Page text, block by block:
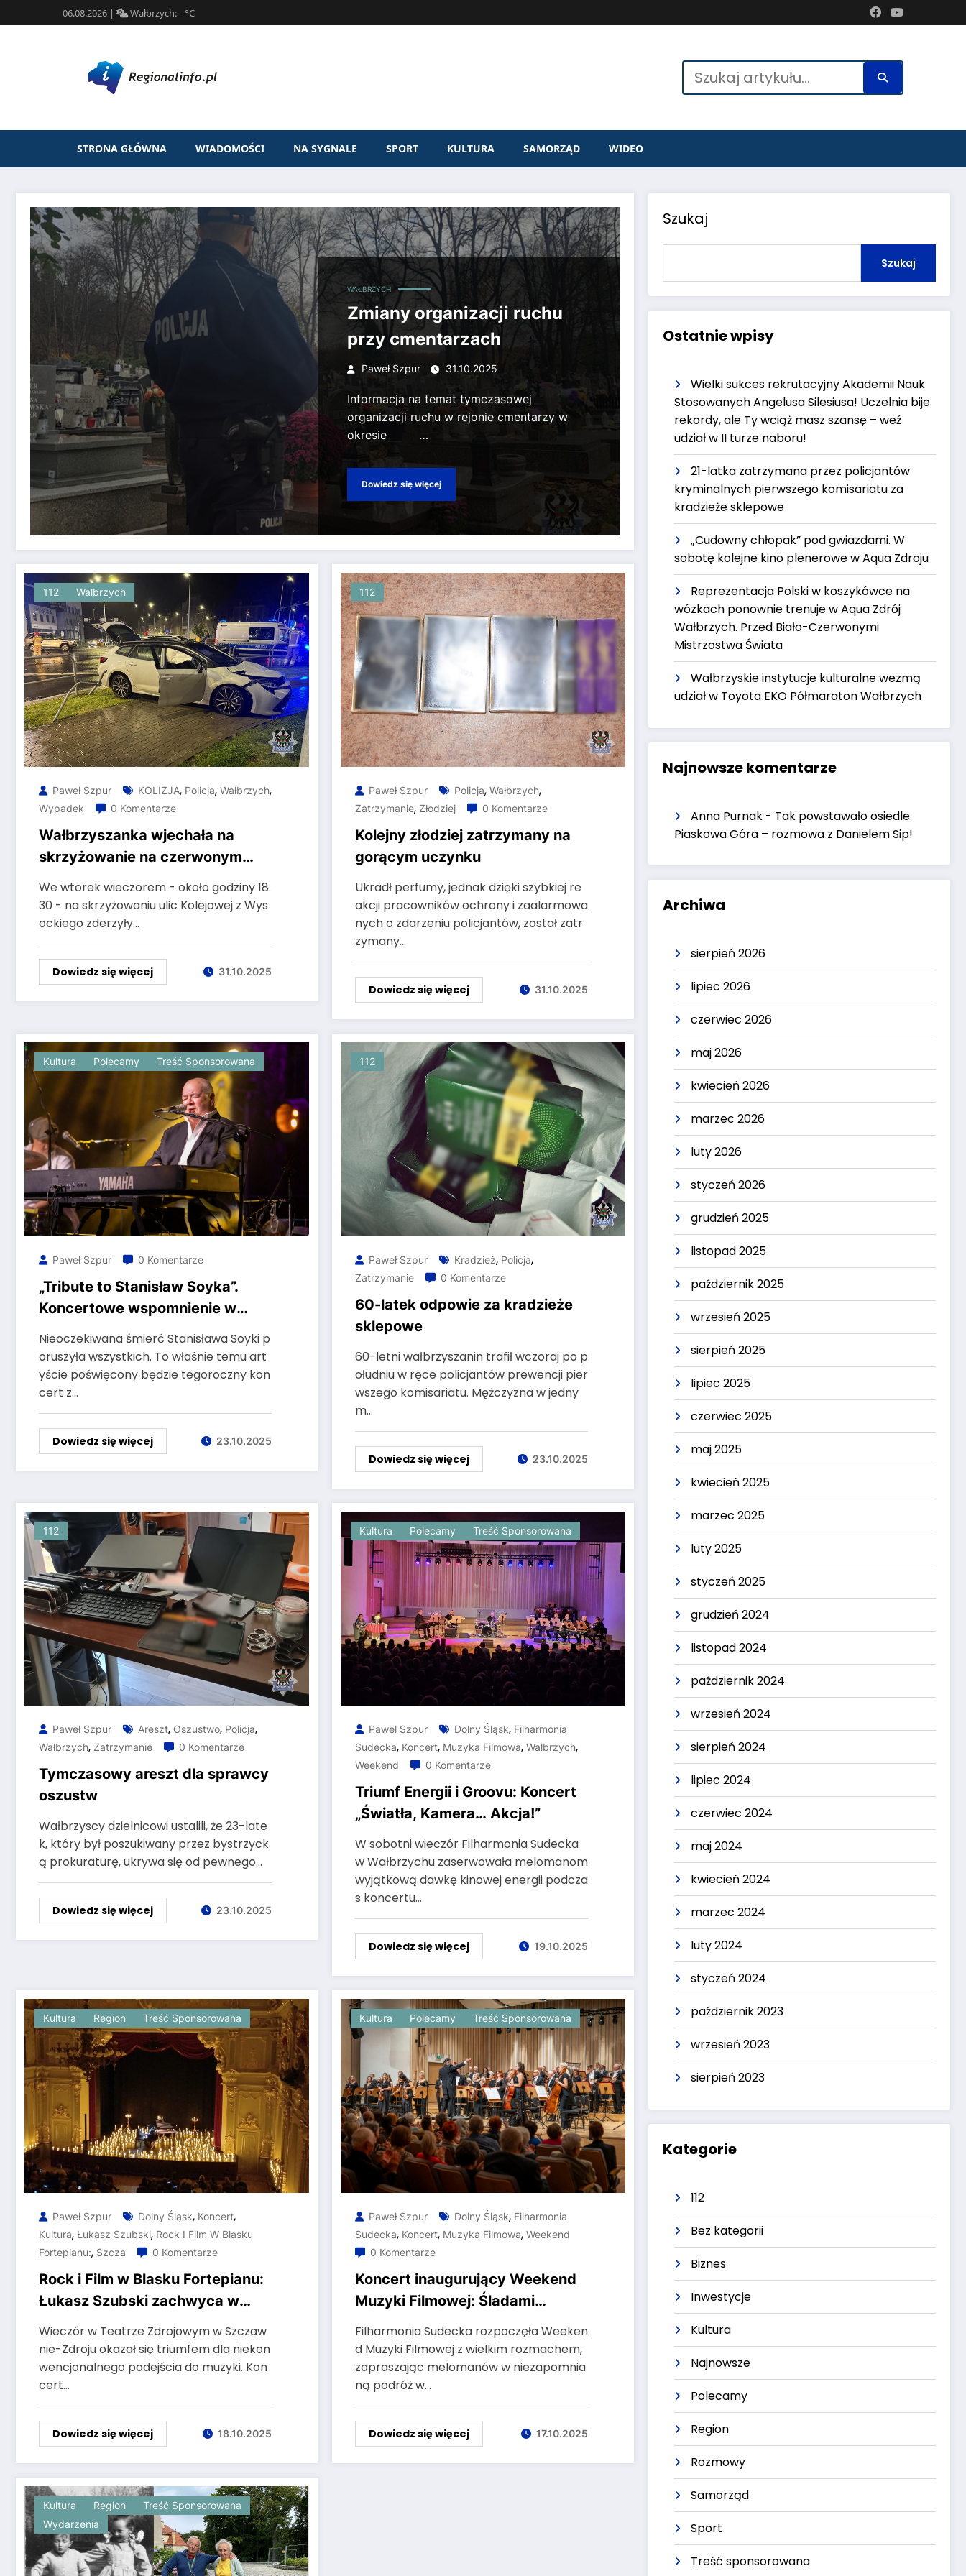
06.08.2026 | Wałbrzych:--°C
STRONA GŁÓWNA WIADOMOŚCI NA SYGNALE SPORT KULTURA SAMORZĄD WIDEO
treści
WAŁBRZYCH
Zmiany organizacji ruchu
przy cmentarzach
Paweł Szpur 31.10.2025
Informacja na temat tymczasowej
organizacji ruchu w rejonie cmentarzy w
okresie …
Dowiedz się więcej
112 Wałbrzych
Paweł Szpur KOLIZJA, Policja, Wałbrzych,
Wypadek 0 Komentarze
Wałbrzyszanka wjechała na
skrzyżowanie na czerwonym
We wtorek wieczorem - około godziny 18:
30 - na skrzyżowaniu ulic Kolejowej z Wys
ockiego zderzyły…
Dowiedz się więcej 31.10.2025
112
Paweł Szpur Policja, Wałbrzych,
Zatrzymanie, Złodziej 0 Komentarze
Kolejny złodziej zatrzymany na
gorącym uczynku
Ukradł perfumy, jednak dzięki szybkiej re
akcji pracowników ochrony i zaalarmowa
nych o zdarzeniu policjantów, został zatr
zymany…
Dowiedz się więcej 31.10.2025
Kultura Polecamy Treść Sponsorowana
Paweł Szpur 0 Komentarze
„Tribute to Stanisław Soyka”.
Koncertowe wspomnienie w
Starej Kopalni
Nieoczekiwana śmierć Stanisława Soyki p
oruszyła wszystkich. To właśnie temu art
yście poświęcony będzie tegoroczny kon
cert z…
Dowiedz się więcej 23.10.2025
112
Paweł Szpur Kradzież, Policja,
Zatrzymanie 0 Komentarze
60-latek odpowie za kradzieże
sklepowe
60-letni wałbrzyszanin trafił wczoraj po p
ołudniu w ręce policjantów prewencji pier
wszego komisariatu. Mężczyzna w jedny
m…
Dowiedz się więcej 23.10.2025
112
Paweł Szpur Areszt, Oszustwo, Policja,
Wałbrzych, Zatrzymanie 0 Komentarze
Tymczasowy areszt dla sprawcy
oszustw
Wałbrzyscy dzielnicowi ustalili, że 23-late
k, który był poszukiwany przez bystrzyck
ą prokuraturę, ukrywa się od pewnego…
Dowiedz się więcej 23.10.2025
Kultura Polecamy Treść Sponsorowana
Paweł Szpur Dolny Śląsk, Filharmonia
Sudecka, Koncert, Muzyka Filmowa, Wałbrzych,
Weekend 0 Komentarze
Triumf Energii i Groovu: Koncert
„Światła, Kamera… Akcja!”
W sobotni wieczór Filharmonia Sudecka
w Wałbrzychu zaserwowała melomanom
wyjątkową dawkę kinowej energii podcza
s koncertu…
Dowiedz się więcej 19.10.2025
Kultura Region Treść Sponsorowana
Paweł Szpur Dolny Śląsk, Koncert,
Kultura, Łukasz Szubski, Rock I Film W Blasku
Fortepianu:, Szcza 0 Komentarze
Rock i Film w Blasku Fortepianu:
Łukasz Szubski zachwyca w
Szczawnie-Zdroju
Wieczór w Teatrze Zdrojowym w Szczaw
nie-Zdroju okazał się triumfem dla niekon
wencjonalnego podejścia do muzyki. Kon
cert…
Dowiedz się więcej 18.10.2025
Kultura Polecamy Treść Sponsorowana
Paweł Szpur Dolny Śląsk, Filharmonia
Sudecka, Koncert, Muzyka Filmowa, Weekend
0 Komentarze
Koncert inaugurujący Weekend
Muzyki Filmowej: Śladami
Bohaterów – recenzja
Filharmonia Sudecka rozpoczęła Weeken
d Muzyki Filmowej z wielkim rozmachem,
zapraszając melomanów w niezapomnia
ną podróż w…
Dowiedz się więcej 17.10.2025
Kultura Region
Treść Sponsorowana
Wydarzenia
Szukaj
Szukaj
Ostatnie wpisy
Wielki sukces rekrutacyjny Akademii Nauk
Stosowanych Angelusa Silesiusa! Uczelnia bije
rekordy, ale Ty wciąż masz szansę – weź
udział w II turze naboru!
21-latka zatrzymana przez policjantów
kryminalnych pierwszego komisariatu za
kradzieże sklepowe
„Cudowny chłopak” pod gwiazdami. W
sobotę kolejne kino plenerowe w Aqua Zdroju
Reprezentacja Polski w koszykówce na
wózkach ponownie trenuje w Aqua Zdrój
Wałbrzych. Przed Biało-Czerwonymi
Mistrzostwa Świata
Wałbrzyskie instytucje kulturalne wezmą
udział w Toyota EKO Półmaraton Wałbrzych
Najnowsze komentarze
Anna Purnak - Tak powstawało osiedle
Piaskowa Góra – rozmowa z Danielem Sip!
Archiwa
sierpień 2026
lipiec 2026
czerwiec 2026
maj 2026
kwiecień 2026
marzec 2026
luty 2026
styczeń 2026
grudzień 2025
listopad 2025
październik 2025
wrzesień 2025
sierpień 2025
lipiec 2025
czerwiec 2025
maj 2025
kwiecień 2025
marzec 2025
luty 2025
styczeń 2025
grudzień 2024
listopad 2024
październik 2024
wrzesień 2024
sierpień 2024
lipiec 2024
czerwiec 2024
maj 2024
kwiecień 2024
marzec 2024
luty 2024
styczeń 2024
październik 2023
wrzesień 2023
sierpień 2023
Kategorie
112
Bez kategorii
Biznes
Inwestycje
Kultura
Najnowsze
Polecamy
Region
Rozmowy
Samorząd
Sport
Treść sponsorowana